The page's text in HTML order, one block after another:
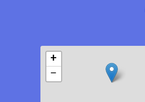
+
−